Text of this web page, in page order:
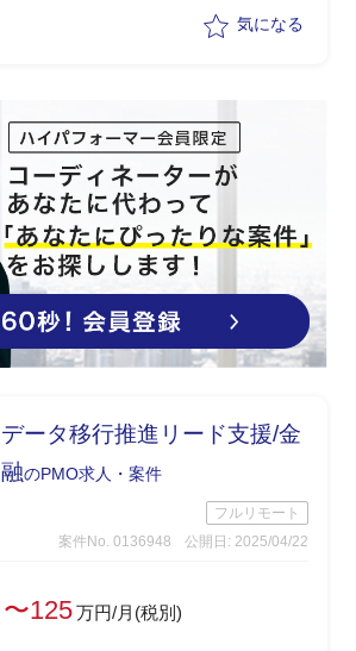
・上記のような非効率業務をプロセスか
・AsIsの整理からToBeの提示、方針検討
・対応業務数が142件ある為、全て対応
し今年度中におおよその結果を出すまで
がゴール
気になる
データ移行推進リード支援/金
融のPMO求人・案件
フルリモート
案件No. 0136948
公開日: 2025/04/22
〜125万円/月(税別)